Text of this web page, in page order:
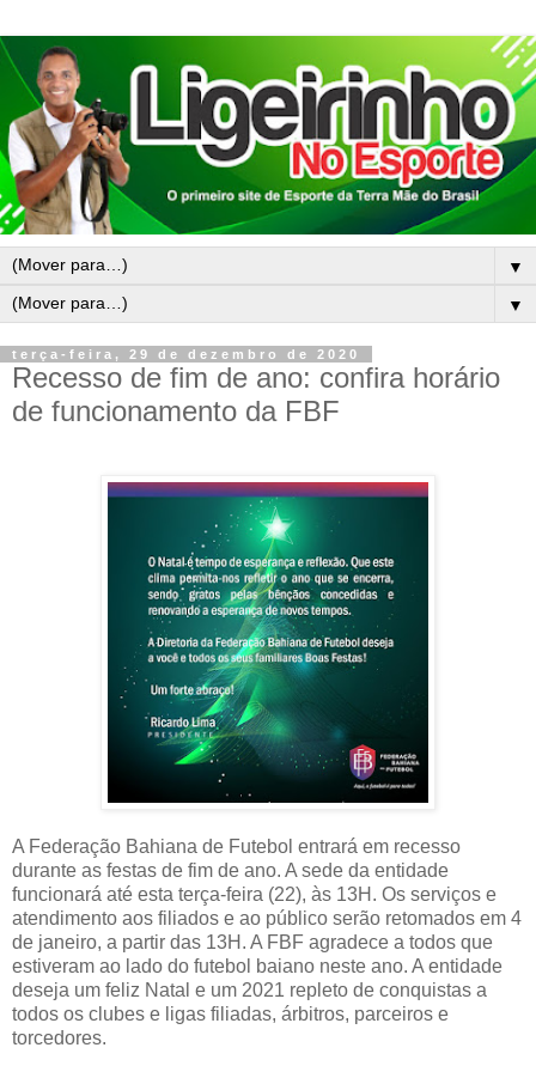
▼
▼
terça-feira, 29 de dezembro de 2020
Recesso de fim de ano: confira horário
de funcionamento da FBF
A Federação Bahiana de Futebol entrará em recesso
durante as festas de fim de ano. A sede da entidade
funcionará até esta terça-feira (22), às 13H. Os serviços e
atendimento aos filiados e ao público serão retomados em 4
de janeiro, a partir das 13H. A FBF agradece a todos que
estiveram ao lado do futebol baiano neste ano. A entidade
deseja um feliz Natal e um 2021 repleto de conquistas a
todos os clubes e ligas filiadas, árbitros, parceiros e
torcedores.